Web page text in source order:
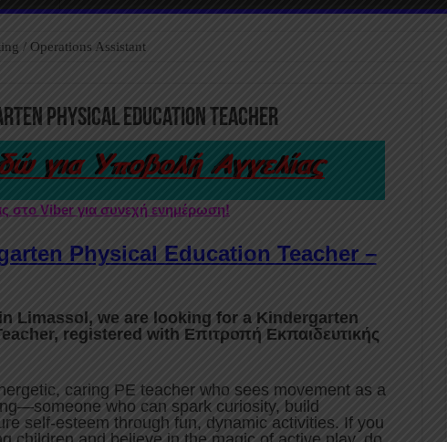
/ Operations Assistant
Physical Education Teacher
στο Viber για συνεχή ενημέρωση!
Physical Education Teacher –
Limassol, we are looking for a Kindergarten
registered with Επιτροπή Εκπαιδευτικής
caring PE teacher who sees movement as a
who can spark curiosity, build
self-esteem through fun, dynamic activities. If you